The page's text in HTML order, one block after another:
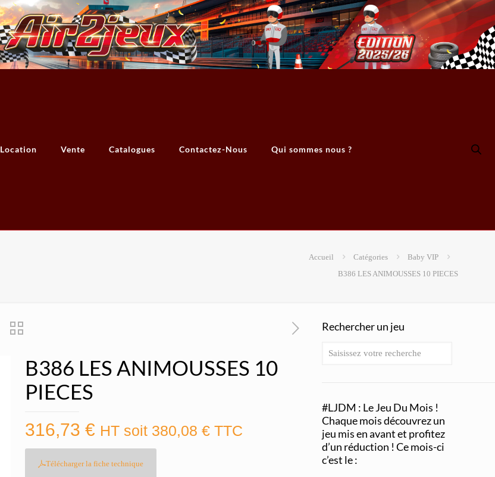
Location Vente Catalogues Contactez-Nous Qui sommes nous ?
Accueil Catégories
Baby VIP
B386 LES ANIMOUSSES 10 PIECES
B386 LES ANIMOUSSES 10
PIECES
316,73 € HT soit 380,08 €TTC
Télécharger la fiche technique
Rechercher un jeu
#LJDM : Le Jeu Du Mois !
Chaque mois découvrez un
jeu mis en avant et profitez
d’un réduction ! Ce mois-ci
c’est le :